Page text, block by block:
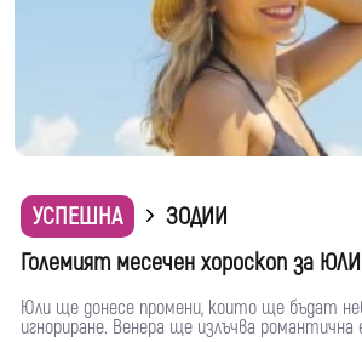
УСПЕШНА
ЗОДИИ
Големият месечен хороскоп за
Юли ще донесе промени, които ще бъдат
игнориране. Венера ще излъчва романтична